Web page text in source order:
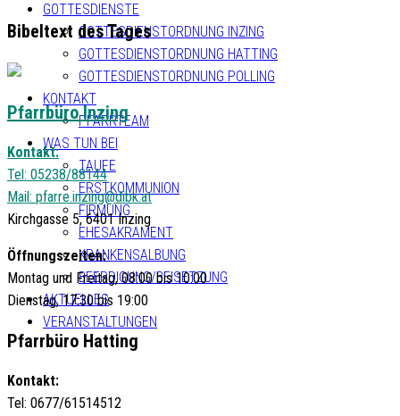
GOTTESDIENSTE
GOTTESDIENSTORDNUNG INZING
GOTTESDIENSTORDNUNG HATTING
GOTTESDIENSTORDNUNG POLLING
KONTAKT
PFARRTEAM
WAS TUN BEI
TAUFE
ERSTKOMMUNION
FIRMUNG
EHESAKRAMENT
KRANKENSALBUNG
BEERDIGUNG/BEISETZUNG
AKTUELLES
VERANSTALTUNGEN
Bibeltext des Tages
Pfarrbüro Inzing
Kontakt:
Tel: 05238/88144
Mail: pfarre.inzing@dibk.at
Kirchgasse 5, 6401 Inzing
Öffnungszeiten:
Montag und Freitag, 08:00 bis 10:00
Dienstag, 17:30 bis 19:00
Pfarrbüro Hatting
Kontakt:
Tel: 0677/61514512